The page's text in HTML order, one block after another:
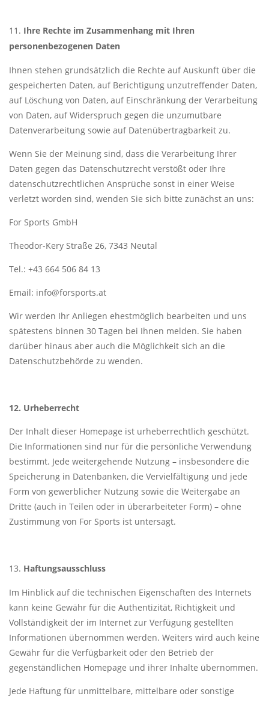
Ihre Rechte im Zusammenhang mit Ihren
personenbezogenen Daten
Ihnen stehen grundsätzlich die Rechte auf Auskunft über die
gespeicherten Daten, auf Berichtigung unzutreffender Daten,
auf Löschung von Daten, auf Einschränkung der Verarbeitung
von Daten, auf Widerspruch gegen die unzumutbare
Datenverarbeitung sowie auf Datenübertragbarkeit zu.
Wenn Sie der Meinung sind, dass die Verarbeitung Ihrer
Daten gegen das Datenschutzrecht verstößt oder Ihre
datenschutzrechtlichen Ansprüche sonst in einer Weise
verletzt worden sind, wenden Sie sich bitte zunächst an uns:
For Sports GmbH
Theodor-Kery Straße 26, 7343 Neutal
Tel.: +43 664 506 84 13
Email: info@forsports.at
Wir werden Ihr Anliegen ehestmöglich bearbeiten und uns
spätestens binnen 30 Tagen bei Ihnen melden. Sie haben
darüber hinaus aber auch die Möglichkeit sich an die
Datenschutzbehörde zu wenden.
12. Urheberrecht
Der Inhalt dieser Homepage ist urheberrechtlich geschützt.
Die Informationen sind nur für die persönliche Verwendung
bestimmt. Jede weitergehende Nutzung – insbesondere die
Speicherung in Datenbanken, die Vervielfältigung und jede
Form von gewerblicher Nutzung sowie die Weitergabe an
Dritte (auch in Teilen oder in überarbeiteter Form) – ohne
Zustimmung von For Sports ist untersagt.
Haftungsausschluss
Im Hinblick auf die technischen Eigenschaften des Internets
kann keine Gewähr für die Authentizität, Richtigkeit und
Vollständigkeit der im Internet zur Verfügung gestellten
Informationen übernommen werden. Weiters wird auch keine
Gewähr für die Verfügbarkeit oder den Betrieb der
gegenständlichen Homepage und ihrer Inhalte übernommen.
Jede Haftung für unmittelbare, mittelbare oder sonstige